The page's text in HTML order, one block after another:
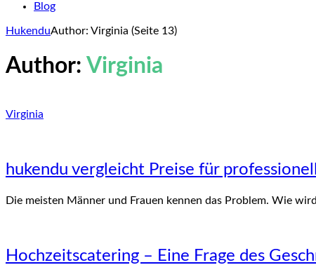
Blog
HukenduAuthor: Virginia (Seite 13)
Author: Virginia
Virginia
hukendu vergleicht Preise für
Die meisten Männer und Frauen kennen das Problem. Wie
Hochzeitscatering – Eine Frage des